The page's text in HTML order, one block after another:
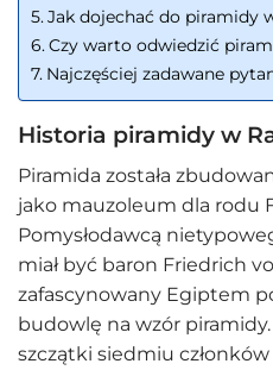
Jak dojechać do piramidy
Czy warto odwiedzić
Najczęściej zadawane
Historia piramidy w
Piramida została
jako mauzoleum dla rodu
Pomysłodawcą
miał być baron Friedrich
zafascynowany Egiptem
budowlę na wzór
szczątki siedmiu